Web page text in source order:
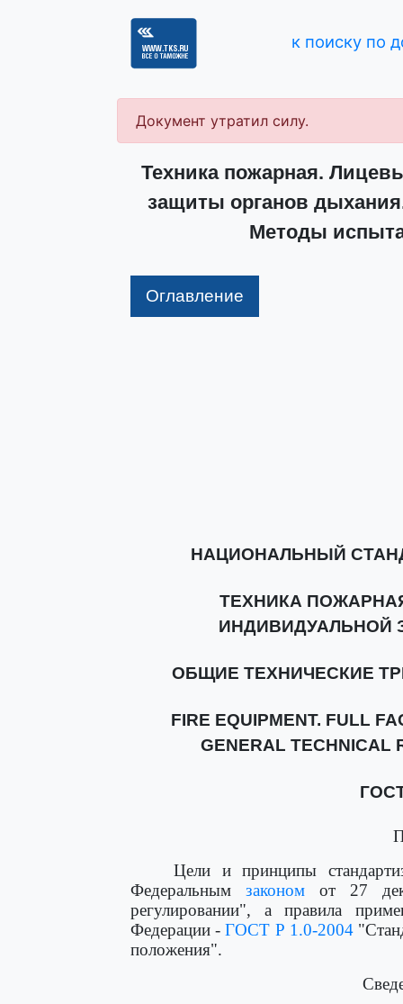
к поиску по
Документ утратил силу.
Техника пожарная.
защиты органов
Методы
Оглавление
НАЦИОНАЛЬНЫЙ
ТЕХНИКА
ИНДИВИДУАЛЬНОЙ
ОБЩИЕ ТЕХНИЧЕСКИЕ
FIRE EQUIPMENT. FULL
GENERAL TECHNICAL
Цели и принципы
Федеральным законом от 27
регулировании", а правила
Федерации -ГОСТ Р 1.0-2004
положения".